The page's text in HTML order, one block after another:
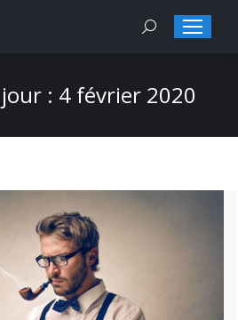
Search:
: 4 février 2020